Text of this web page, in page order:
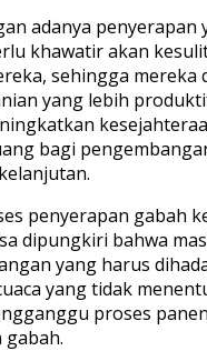
adanya penyerapan
khawatir akan
sehingga mereka
yang lebih
bagi
penyerapan gabah
dipungkiri bahwa
yang harus
yang tidak
proses